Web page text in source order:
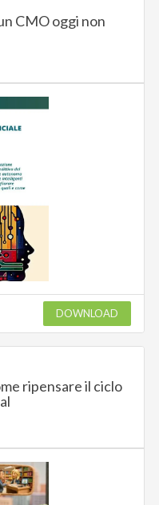
CMO oggi non
DOWNLOAD
ripensare il ciclo